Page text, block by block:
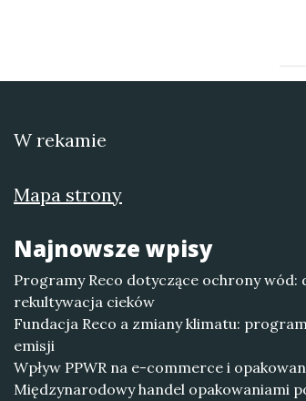
W rekamie
Mapa strony
Najnowsze wpisy
Programy Reco dotyczące ochrony wód:
rekultywacja cieków
Fundacja Reco a zmiany klimatu:
emisji
Wpływ PPWR na e-commerce i
Międzynarodowy handel opakowaniami